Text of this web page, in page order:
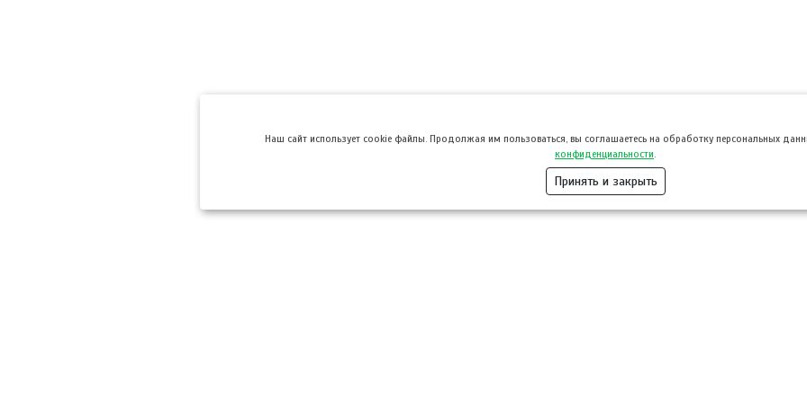
Hаш сайт использует cookie файлы. Продолжая им пользоваться, вы соглашаетесь на обработку персональных
конфиденциальности
Принять и закрыть